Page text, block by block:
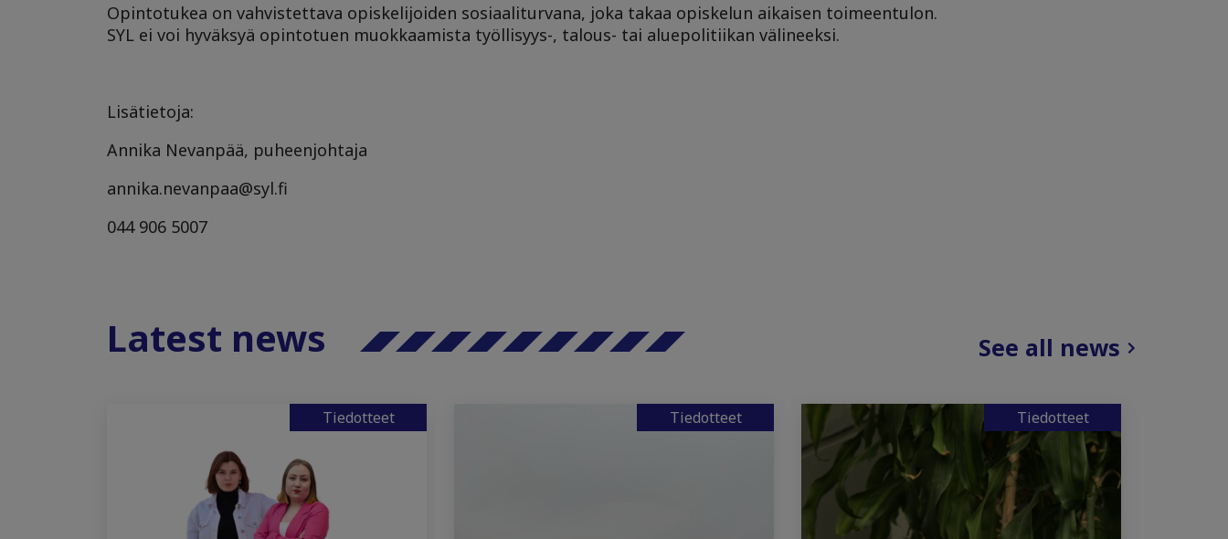
Opintotukea on vahvistettava opiskelijoiden sosiaaliturvana, joka takaa opiskelun aikaisen toimeentulon.
SYL ei voi hyväksyä opintotuen muokkaamista työllisyys-, talous- tai aluepolitiikan välineeksi.
Lisätietoja:
Annika Nevanpää, puheenjohtaja
annika.nevanpaa@syl.fi
044 906 5007
Latest news See all news
Tiedotteet Tiedotteet Tiedotteet